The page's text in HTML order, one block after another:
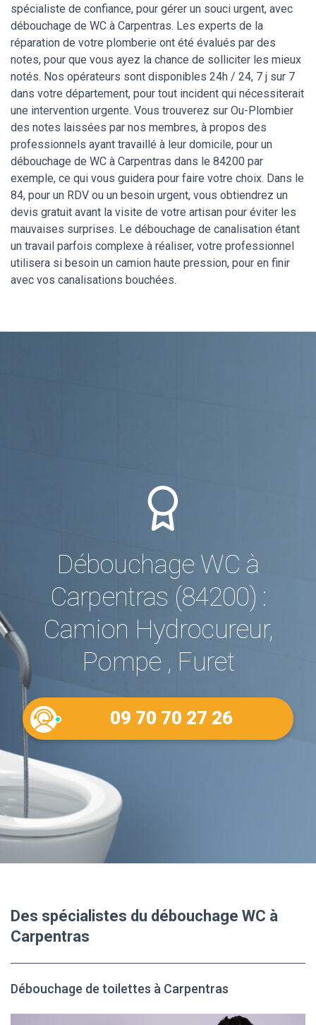
spécialiste de confiance, pour gérer un souci urgent, avec
débouchage de WC à Carpentras. Les experts de la
réparation de votre plomberie ont été évalués par des
notes, pour que vous ayez la chance de solliciter les mieux
notés. Nos opérateurs sont disponibles 24h / 24, 7 j sur 7
dans votre département, pour tout incident qui nécessiterait
une intervention urgente. Vous trouverez sur Ou-Plombier
des notes laissées par nos membres, à propos des
professionnels ayant travaillé à leur domicile, pour un
débouchage de WC à Carpentras dans le 84200 par
exemple, ce qui vous guidera pour faire votre choix. Dans le
84, pour un RDV ou un besoin urgent, vous obtiendrez un
devis gratuit avant la visite de votre artisan pour éviter les
mauvaises surprises. Le débouchage de canalisation étant
un travail parfois complexe à réaliser, votre professionnel
utilisera si besoin un camion haute pression, pour en finir
avec vos canalisations bouchées.
Débouchage WC à
Carpentras (84200) :
Camion Hydrocureur,
Pompe , Furet
09 70 70 27 26
Des spécialistes du débouchage WC à
Carpentras
Débouchage de toilettes à Carpentras